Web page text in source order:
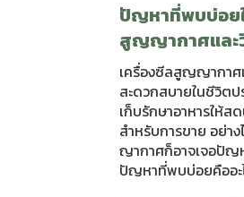
ปัญหาที่พบบ่อย
สูญญากาศและ
เครื่องซีลสูญญากา
สะดวกสบายในชีวิตป
เก็บรักษาอาหารให้
สำหรับการขาย อย่า
ญากาศก็อาจเจอปัญห
ปัญหาที่พบบ่อยคืออะ